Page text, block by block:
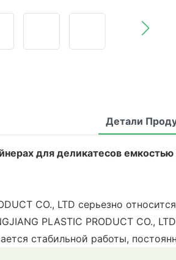
Детали
для деликатесов
CO., LTD серьезно
PLASTIC PRODUCT CO.,
стабильной работы,